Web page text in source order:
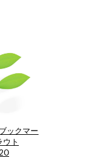
ックマー
ウト